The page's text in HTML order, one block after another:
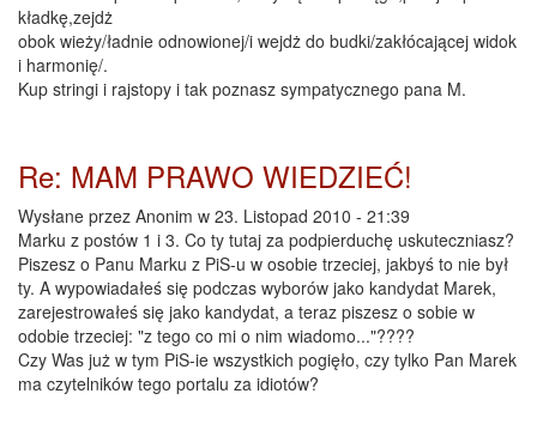
kładkę,zejdż
obok wieży/ładnie odnowionej/i wejdż do budki/zakłócającej widok
i harmonię/.
Kup stringi i rajstopy i tak poznasz sympatycznego pana M.
Re: MAM PRAWO WIEDZIEĆ!
Wysłane przez Anonim w 23. Listopad 2010 - 21:39
Marku z postów 1 i 3. Co ty tutaj za podpierduchę uskuteczniasz?
Piszesz o Panu Marku z PiS-u w osobie trzeciej, jakbyś to nie był
ty. A wypowiadałeś się podczas wyborów jako kandydat Marek,
zarejestrowałeś się jako kandydat, a teraz piszesz o sobie w
odobie trzeciej: "z tego co mi o nim wiadomo..."????
Czy Was już w tym PiS-ie wszystkich pogięło, czy tylko Pan Marek
ma czytelników tego portalu za idiotów?